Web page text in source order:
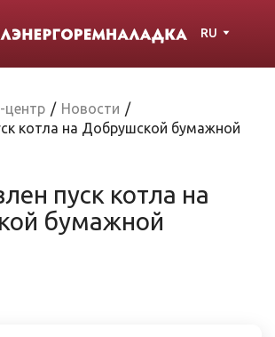
RU
центр / Новости /
котла на Добрушской бумажной
пуск котла на
бумажной